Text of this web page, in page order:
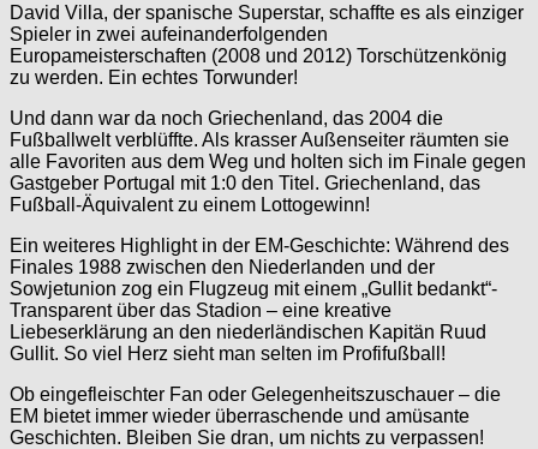
David Villa, der spanische Superstar, schaffte es als einziger
Spieler in zwei aufeinanderfolgenden
Europameisterschaften (2008 und 2012) Torschützenkönig
zu werden. Ein echtes Torwunder!
Und dann war da noch Griechenland, das 2004 die
Fußballwelt verblüffte. Als krasser Außenseiter räumten sie
alle Favoriten aus dem Weg und holten sich im Finale gegen
Gastgeber Portugal mit 1:0 den Titel. Griechenland, das
Fußball-Äquivalent zu einem Lottogewinn!
Ein weiteres Highlight in der EM-Geschichte: Während des
Finales 1988 zwischen den Niederlanden und der
Sowjetunion zog ein Flugzeug mit einem „Gullit bedankt“-
Transparent über das Stadion – eine kreative
Liebeserklärung an den niederländischen Kapitän Ruud
Gullit. So viel Herz sieht man selten im Profifußball!
Ob eingefleischter Fan oder Gelegenheitszuschauer – die
EM bietet immer wieder überraschende und amüsante
Geschichten. Bleiben Sie dran, um nichts zu verpassen!